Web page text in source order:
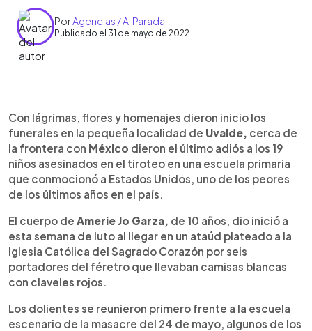
PorAgencias / A. Parada
Publicado el 31 de mayo de 2022
Escuchar artículo
Con lágrimas, flores y homenajes dieron inicio los
funerales en la pequeña localidad de Uvalde, cerca de
la frontera con México dieron el último adiós a los 19
niños asesinados en el tiroteo en una escuela primaria
que conmocionó a Estados Unidos, uno de los peores
de los últimos años en el país.
El cuerpo de Amerie Jo Garza, de 10 años, dio inició a
esta semana de luto al llegar en un ataúd plateado a la
Iglesia Católica del Sagrado Corazón por seis
portadores del féretro que llevaban camisas blancas
con claveles rojos.
Los dolientes se reunieron primero frente a la escuela
escenario de la masacre del 24 de mayo, algunos de los